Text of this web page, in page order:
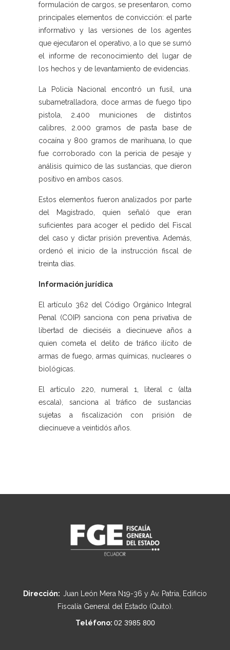
formulación de cargos, se presentaron, como
principales elementos de convicción: el parte
informativo y las versiones de los agentes
que ejecutaron el operativo, a lo que se sumó
el informe de reconocimiento del lugar de
los hechos y de levantamiento de evidencias.
La Policía Nacional encontró un fusil, una
subametralladora, doce armas de fuego tipo
pistola, 2.400 municiones de distintos
calibres, 2.000 gramos de pasta base de
cocaína y 800 gramos de marihuana, lo que
fue corroborado con la pericia de pesaje y
análisis químico de las sustancias, que dieron
positivo en ambos casos.
Estos elementos fueron analizados por parte
del Magistrado, quien señaló que eran
suficientes para acoger el pedido del Fiscal
del caso y dictar prisión preventiva. Además,
ordenó el inicio de la instrucción fiscal de
treinta días.
Información jurídica
El artículo 362 del Código Orgánico Integral
Penal (COIP) sanciona con pena privativa de
libertad de dieciséis a diecinueve años a
quien cometa el delito de tráfico ilícito de
armas de fuego, armas químicas, nucleares o
biológicas.
El artículo 220, numeral 1, literal c (alta
escala), sanciona al tráfico de sustancias
sujetas a fiscalización con prisión de
diecinueve a veintidós años.
Dirección: Juan León Mera N19-36 y Av. Patria, Edificio
Fiscalía General del Estado (Quito).
Teléfono: 02 3985 800